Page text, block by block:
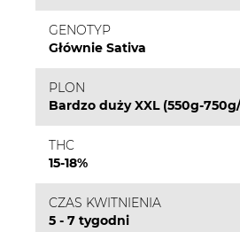
GENOTYP
Głównie Sativa
PLON
Bardzo duży XXL (550g-
THC
15-18%
CZAS KWITNIENIA
5 - 7 tygodni